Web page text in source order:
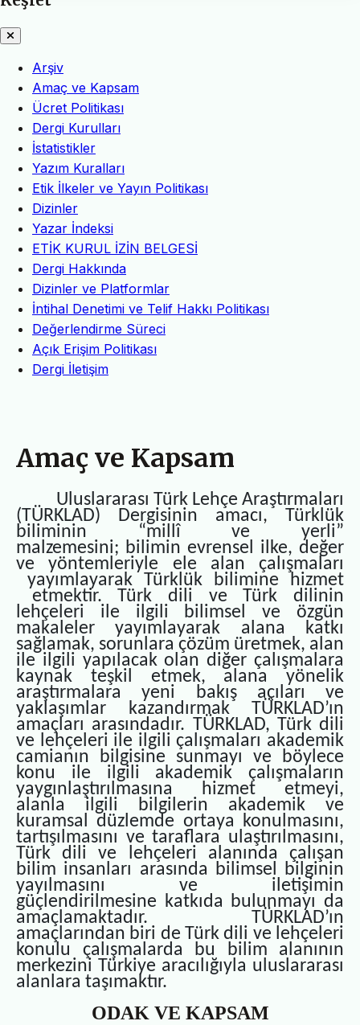
Arşiv
Amaç ve Kapsam
Ücret Politikası
Dergi Kurulları
İstatistikler
Yazım Kuralları
Etik İlkeler ve Yayın Politikası
Dizinler
Yazar İndeksi
ETİK KURUL İZİN BELGESİ
Dergi Hakkında
Dizinler ve Platformlar
İntihal Denetimi ve Telif Hakkı Politikası
Değerlendirme Süreci
Açık Erişim Politikası
Dergi İletişim
Amaç ve Kapsam
Uluslararası Türk Lehçe Araştırmaları
(TÜRKLAD) Dergisinin amacı, Türklük
biliminin “millî ve yerli”
malzemesini; bilimin evrensel ilke, değer
ve yöntemleriyle ele alan çalışmaları
yayımlayarak Türklük bilimine hizmet
etmektir. Türk dili ve Türk dilinin
lehçeleri ile ilgili bilimsel ve özgün
makaleler yayımlayarak alana katkı
sağlamak, sorunlara çözüm üretmek, alan
ile ilgili yapılacak olan diğer çalışmalara
kaynak teşkil etmek, alana yönelik
araştırmalara yeni bakış açıları ve
yaklaşımlar kazandırmak TÜRKLAD’ın
amaçları arasındadır. TÜRKLAD, Türk dili
ve lehçeleri ile ilgili çalışmaları akademik
camianın bilgisine sunmayı ve böylece
konu ile ilgili akademik çalışmaların
yaygınlaştırılmasına hizmet etmeyi,
alanla ilgili bilgilerin akademik ve
kuramsal düzlemde ortaya konulmasını,
tartışılmasını ve taraflara ulaştırılmasını,
Türk dili ve lehçeleri alanında çalışan
bilim insanları arasında bilimsel bilginin
yayılmasını ve iletişimin
güçlendirilmesine katkıda bulunmayı da
amaçlamaktadır. TÜRKLAD’ın
amaçlarından biri de Türk dili ve lehçeleri
konulu çalışmalarda bu bilim alanının
merkezini Türkiye aracılığıyla uluslararası
alanlara taşımaktır.
ODAK VE KAPSAM